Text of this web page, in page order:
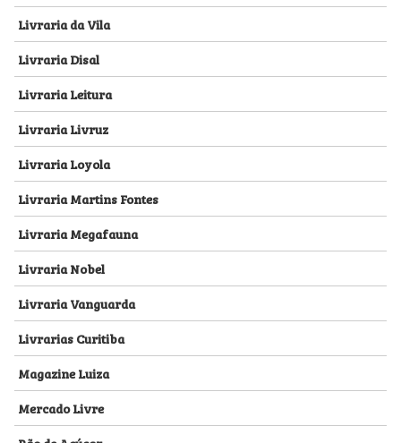
Livraria da Vila
Livraria Disal
Livraria Leitura
Livraria Livruz
Livraria Loyola
Livraria Martins Fontes
Livraria Megafauna
Livraria Nobel
Livraria Vanguarda
Livrarias Curitiba
Magazine Luiza
Mercado Livre